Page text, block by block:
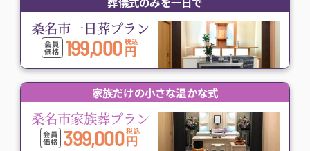
桑名市一日葬プラン
会員
価格 199,000 税込
円
家族だけの小さな温かな式
桑名市家族葬プラン
会員
価格 399,000 税込
円